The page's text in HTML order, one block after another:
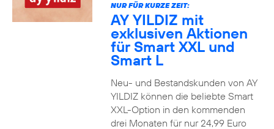
NUR FÜR KURZE ZEIT:
AY YILDIZ mit
exklusiven Aktionen
für Smart XXL und
Smart L
Neu- und Bestandskunden von AY
YILDIZ können die beliebte Smart
XXL-Option in den kommenden
drei Monaten für nur 24,99 Euro